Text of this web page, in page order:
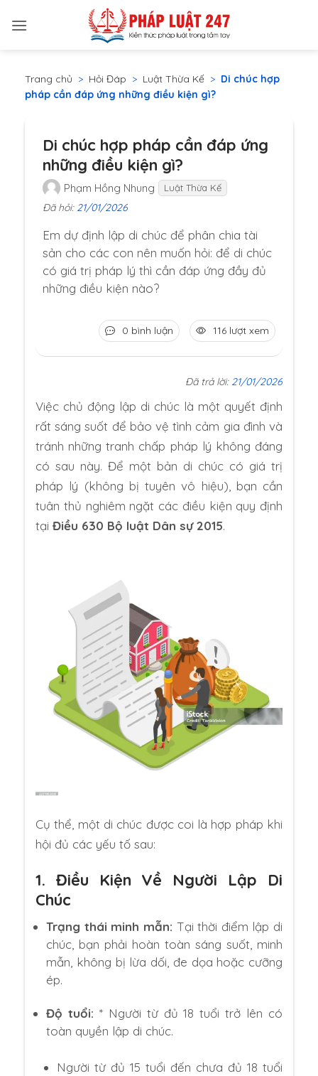
qua
Trang chủ > Hỏi Đáp > Luật Thừa Kế > Di chúc hợp
pháp cần đáp ứng những điều kiện gì?
Di chúc hợp pháp cần đáp ứng
những điều kiện gì?
Phạm Hồng Nhung Luật Thừa Kế
Đã hỏi: 21/01/2026
Em dự định lập di chúc để phân chia tài
sản cho các con nên muốn hỏi: để di chúc
có giá trị pháp lý thì cần đáp ứng đầy đủ
những điều kiện nào?
0 bình luận 116 lượt xem
Đã trả lời: 21/01/2026
Việc chủ động lập di chúc là một quyết định
rất sáng suốt để bảo vệ tình cảm gia đình và
tránh những tranh chấp pháp lý không đáng
có sau này. Để một bản di chúc có giá trị
pháp lý (không bị tuyên vô hiệu), bạn cần
tuân thủ nghiêm ngặt các điều kiện quy định
tại Điều 630 Bộ luật Dân sự 2015.
Cụ thể, một di chúc được coi là hợp pháp khi
hội đủ các yếu tố sau:
1. Điều Kiện Về Người Lập Di
Chúc
Trạng thái minh mẫn: Tại thời điểm lập di
chúc, bạn phải hoàn toàn sáng suốt, minh
mẫn, không bị lừa dối, đe dọa hoặc cưỡng
ép.
Độ tuổi: * Người từ đủ 18 tuổi trở lên có
toàn quyền lập di chúc.
Người từ đủ 15 tuổi đến chưa đủ 18 tuổi